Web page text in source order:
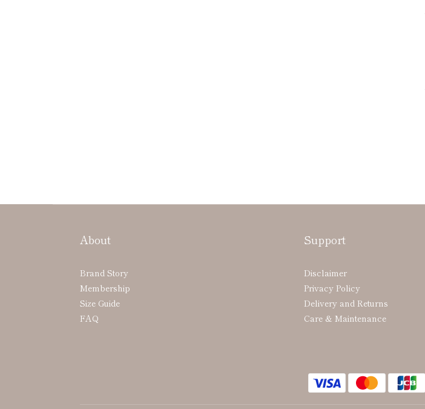
About
Brand Story
Membership
Size Guide
FAQ
Support
Disclaimer
Privacy Policy
Delivery and Returns
Care & Maintenance